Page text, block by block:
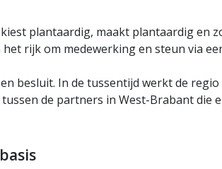
plantaardig, maakt plantaardig en
rijk om medewerking en steun via
besluit. In de tussentijd werkt de regio
de partners in West-Brabant die